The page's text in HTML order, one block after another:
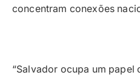
concentram conexões
“Salvador ocupa um papel